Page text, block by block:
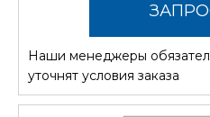
Наши менеджеры
уточнят условия заказа